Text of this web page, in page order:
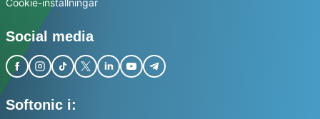
Cookie-inställningar
Social media
Softonic i: